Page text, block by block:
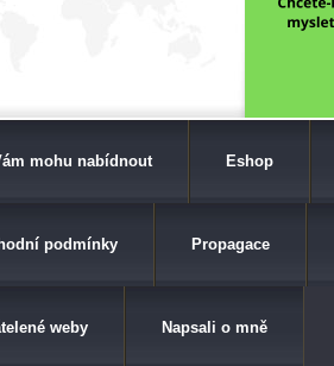
mohu nabídnout Eshop
podmínky Propagace
weby Napsali o mně